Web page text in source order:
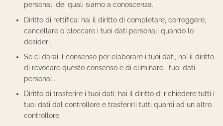
personali dei quali siamo a conoscenza.
Diritto di rettifica: hai il diritto di completare, correggere,
cancellare o bloccare i tuoi dati personali quando lo
desideri.
Se ci darai il consenso per elaborare i tuoi dati, hai il diritto
di revocare questo consenso e di eliminare i tuoi dati
personali.
Diritto di trasferire i tuoi dati: hai il diritto di richiedere tutti i
tuoi dati dal controllore e trasferirli tutti quanti ad un altro
controllore.